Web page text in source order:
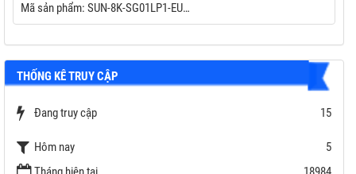
Mã sản phẩm: SUN-8K-SG01LP1-EU
Dải công suất: 8kW
Công nghệ: 3 pha
Chế độ: độc lập; bám tải; hòa lưới và lưu trữ
Bảo hành: 5 năm
THỐNG KÊ TRUY CẬP
Đang truy cập 15
Hôm nay
5